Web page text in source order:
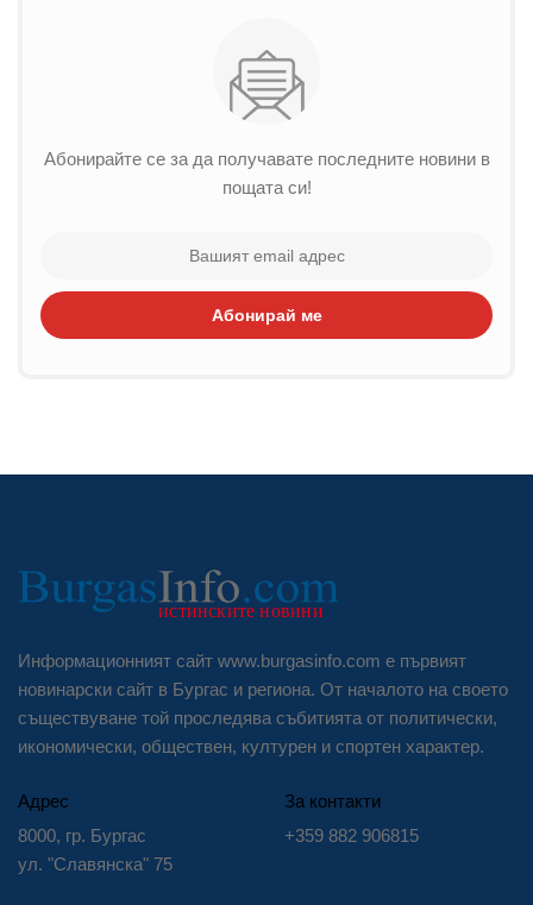
Абонирайте се за да получавате последните новини в
пощата си!
Абонирай ме
Информационният сайт www.burgasinfo.com е първият
новинарски сайт в Бургас и региона. От началото на своето
съществуване той проследява събитията от политически,
икономически, обществен, културен и спортен характер.
Адрес
8000, гр. Бургас
ул. "Славянска" 75
За контакти
+359 882 906815